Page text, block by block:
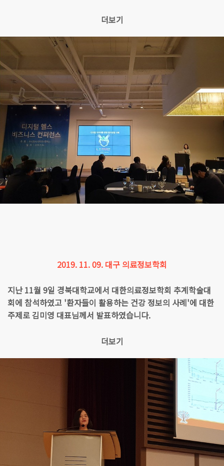
더보기
2019. 11. 09. 대구 의료정보학회
지난 11월 9일 경북대학교에서 대한의료정보학회 추계학술대
회에 참석하였고 '환자들이 활용하는 건강 정보의 사례'에 대한
주제로 김미영 대표님께서 발표하였습니다.
더보기